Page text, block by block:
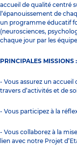
accueil de qualité centré
l’épanouissement de
un programme éducatif
(neurosciences,
chaque jour par les
PRINCIPALES MISSIONS :
- Vous assurez un accueil
travers d’activités et de
- Vous participez à la
- Vous collaborez à la
lien avec notre Projet